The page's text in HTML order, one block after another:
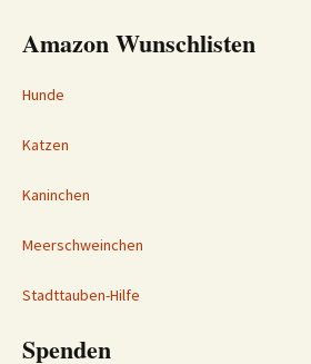
Amazon Wunschlisten
Hunde
Katzen
Kaninchen
Meerschweinchen
Stadttauben-Hilfe
Spenden